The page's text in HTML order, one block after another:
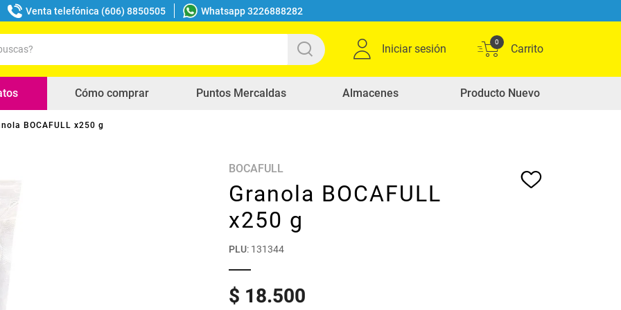
Venta telefónica (606) 8850505 Whatsapp 3226888282
Iniciar sesión
0
Cómo comprar Puntos Mercaldas Almacenes Producto Nuevo
BOCAFULL x250 g
BOCAFULL
Granola BOCAFULL
x250 g
PLU: 131344
$ 18.500
buscados